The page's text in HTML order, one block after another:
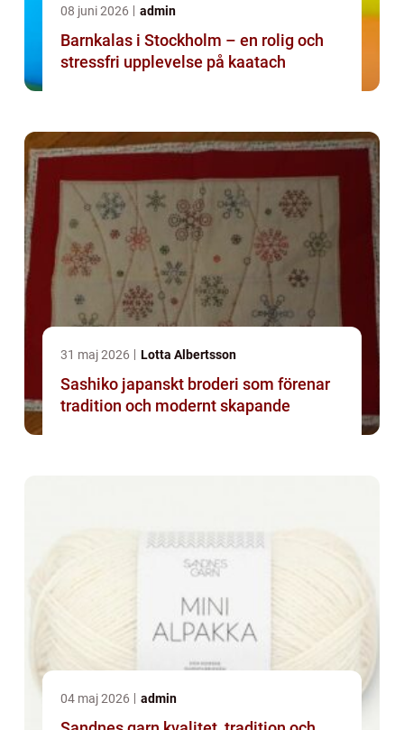
08 juni 2026 admin
Barnkalas i Stockholm – en rolig och
stressfri upplevelse på kaatach
31 maj 2026 Lotta Albertsson
Sashiko japanskt broderi som förenar
tradition och modernt skapande
04 maj 2026 admin